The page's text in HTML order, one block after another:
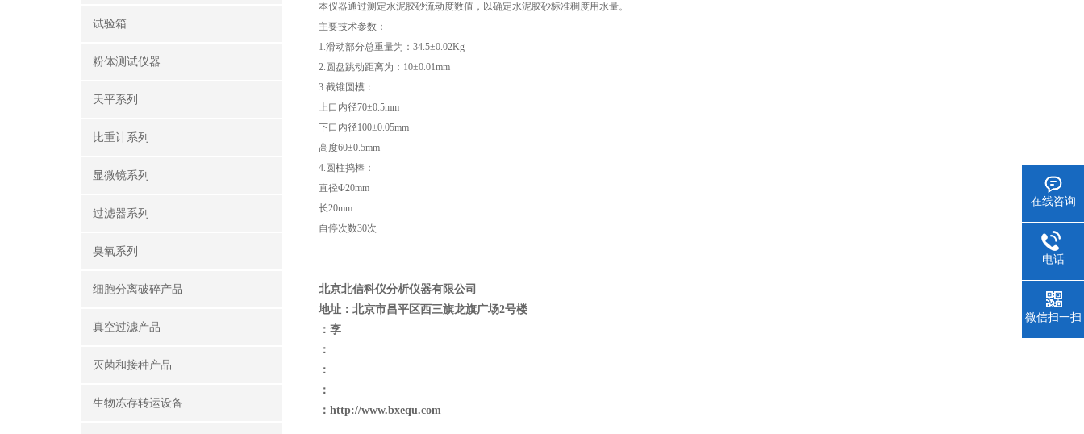
试验箱
粉体测试仪器
天平系列
比重计系列
显微镜系列
过滤器系列
臭氧系列
细胞分离破碎产品
真空过滤产品
灭菌和接种产品
生物冻存转运设备
本仪器通过测定水泥胶砂流动度数值，以确定水泥胶砂标准稠度用水量。
主要技术参数：
1.滑动部分总重量为： 34.5±0.02Kg
2. 圆盘跳动距离为： 10±0.01mm
3.截锥圆模：
上口内径70±0.5mm
下口内径100±0.05mm
高度60±0.5mm
4. 圆柱捣棒：
直径Φ20mm
长20mm
自停次数30次
北京北信科仪分析仪器有限公司
地址：北京市昌平区西三旗龙旗广场2号楼
：李
：
：
：
： http://www.bxequ.com
在线咨询
电话
微信扫一扫